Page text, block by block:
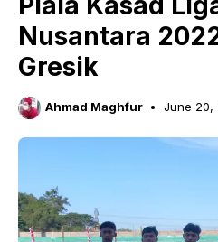
Nusantara
Gresik
Ahmad Maghfur June 20,